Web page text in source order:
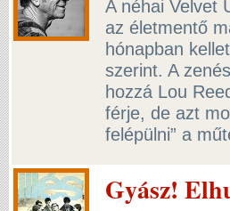
A néhai Velvet
az életmentő
hónapban
szerint. A
hozzá Lou
férje, de azt
felépülni” a
Gyász!